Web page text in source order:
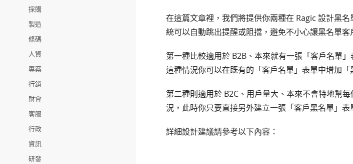
採購
製造
條碼
人資
專案
行銷
財會
客服
行政
資訊
研發
在這篇文章裡，我們將提供你兩種在 Ragic 設計黑
統可以自動跳出提醒或阻擋，避免不小心讓黑名單客
第一種比較適用於 B2B、本來就有一張「客戶名單
這種情況你可以在既有的「客戶名單」表單中增加「
第二種則適用於 B2C、用戶量大、本來不會特地幫
況，此時你只要直接另外建立一張「客戶黑名單」
詳細設計建議請參考以下內容：